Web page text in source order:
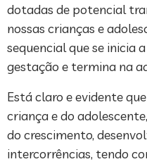
dotadas de potencial
nossas crianças e
sequencial que se inicia
gestação e termina na
Está claro e evidente
criança e do
do crescimento,
intercorrências, tendo